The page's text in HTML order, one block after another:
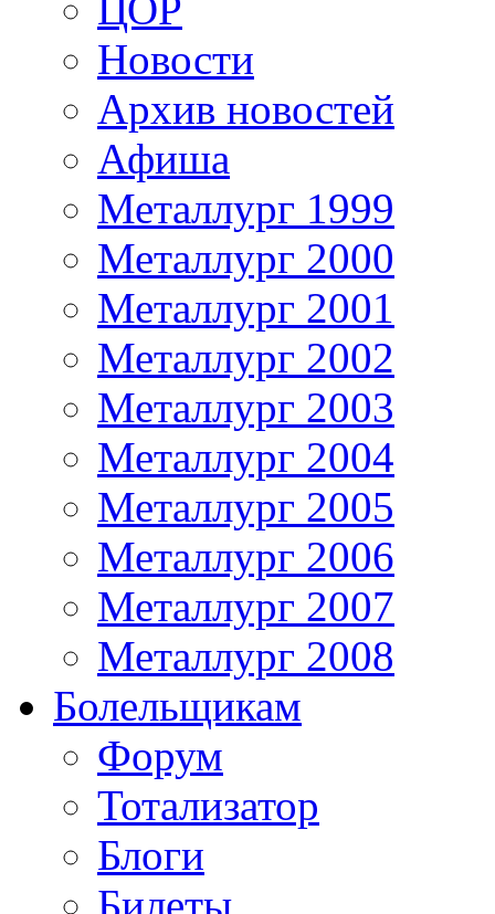
Новости
Архив новостей
Афиша
Металлург 1999
Металлург 2000
Металлург 2001
Металлург 2002
Металлург 2003
Металлург 2004
Металлург 2005
Металлург 2006
Металлург 2007
Металлург 2008
Болельщикам
Форум
Тотализатор
Блоги
Билеты